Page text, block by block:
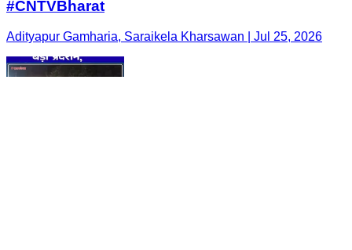
#CNTVBharat
Adityapur Gamharia, Saraikela Kharsawan | Jul 25, 2026